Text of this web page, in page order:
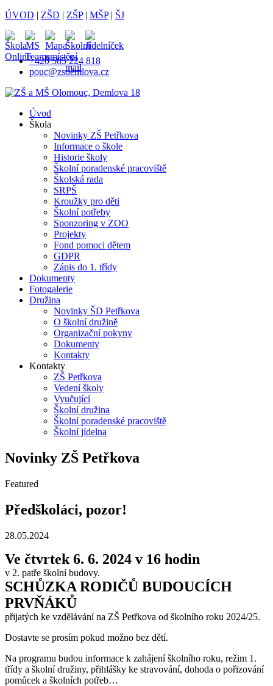
ÚVOD | ZŠD | ZŠP| MŠP| ŠJ
+420 585 224 818
pouc@zsdemlova.cz
Úvod
Škola
Novinky ZŠ Petřkova
Informace o škole
Historie školy
Školní poradenské pracoviště
Školská rada
SRPŠ
Kroužky pro děti
Školní potřeby
Sponzoring v ZOO
Projekty
Fond pomoci dětem
GDPR
Zápis do 1. třídy
Dokumenty
Fotogalerie
Družina
Novinky ŠD Petřkova
O školní družině
Organizační pokyny
Dokumenty
Kontakty
Kontakty
ZŠ Petřkova
Vedení školy
Vyučující
Školní družina
Školní poradenské pracoviště
Školní jídelna
Novinky ZŠ Petřkova
Featured
Předškoláci, pozor!
28.05.2024
Ve čtvrtek 6. 6. 2024 v 16 hodin
v 2. patře školní budovy.
SCHŮZKA RODIČŮ BUDOUCÍCH
PRVŇÁKŮ
přijatých ke vzdělávání na ZŠ Petřkova od školního roku 2024/25.
Dostavte se prosím pokud možno bez dětí.
Na programu budou informace k zahájení školního roku, režim 1.
třídy a školní družiny, přihlášky ke stravování, dohoda o pořizování
pomůcek a školních potřeb…